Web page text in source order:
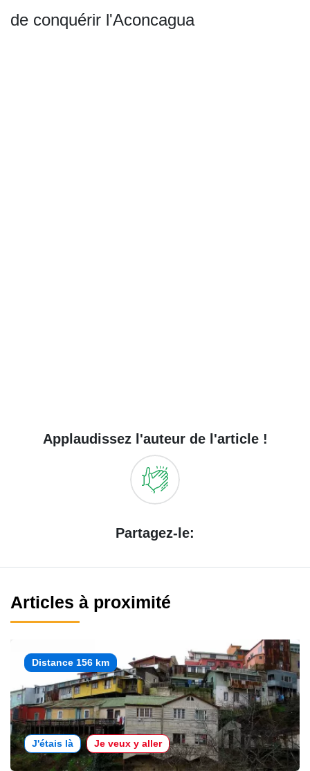
de conquérir l'Aconcagua
Applaudissez l'auteur de l'article !
Partagez-le:
Articles à proximité
Distance 156 km
J'étais là Je veux y aller